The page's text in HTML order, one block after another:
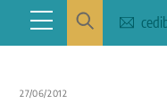
content
Menu
27/06/2012